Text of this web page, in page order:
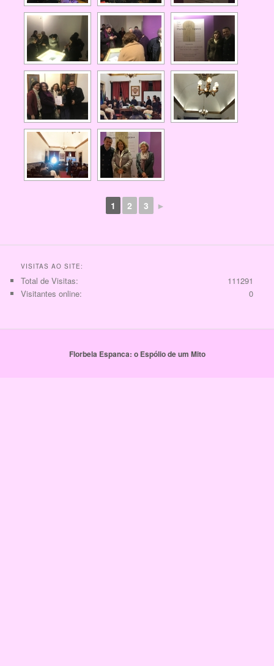
1 2 3 ►
VISITAS AO SITE:
111291
Total de Visitas:
0
Visitantes online:
Florbela Espanca: o Espólio de um Mito